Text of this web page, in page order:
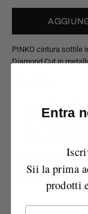
PINKO cintura sottile
Diamond Cut in
Ritiro disponibile
Di solito pronto in
Visualizza le
Possibilità di
Spedizione
Entra
Sii la prima
prodotti
Email